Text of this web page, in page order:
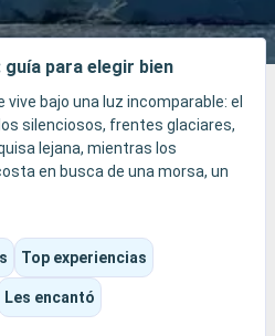
Buscar
para elegir bien
bajo una luz incomparable: el
silenciosos, frentes glaciares,
lejana, mientras los
en busca de una morsa, un
puede llevarte a Ny-Ålesund, a
a los vestigios de
o a las zonas más salvajes del
que de escalas
Top experiencias
Les encantó